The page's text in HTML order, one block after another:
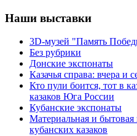
Наши выставки
3D-музей "Память
Без рубрики
Донские экспонаты
Казачья справа: вчера и
Кто пули боится, тот в
казаков Юга России
Кубанские экспонаты
Материальная и бытовая
кубанских казаков